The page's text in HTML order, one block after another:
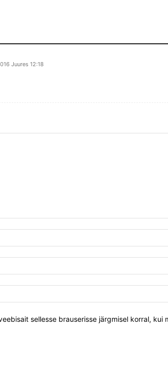
Juures 12:18
sellesse brauserisse järgmisel korral, kui